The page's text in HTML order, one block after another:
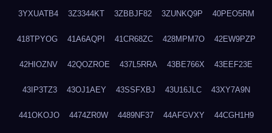
3YXUATB4 3Z3344KT 3ZBBJF82 3ZUNKQ9P 40PEO5RM
418TPYOG 41A6AQPI 41CR68ZC 428MPM7O 42EW9PZP
42HIOZNV 42QOZROE 437L5RRA 43BE766X 43EEF23E
43IP3TZ3 43OJ1AEY 43SSFXBJ 43U16JLC 43XY7A9N
441OKOJO 4474ZR0W 4489NF37 44AFGVXY 44CGH1H9